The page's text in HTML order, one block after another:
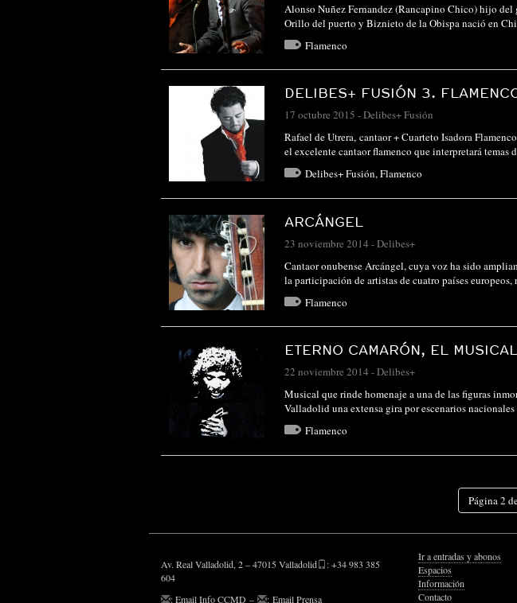
Alonso Nuñez Fernandez (Rancapino Chico) hijo del
Orillo del puerto y Biznieto de la Obispa nació en
Flamenco
DELIBES+ FUSIÓN 3.
17 octubre 2015 -Delibes+ Fusión
Rafael de Utrera, cantaor + Cuarteto Isadora
el excelente cantaor flamenco que interpretará
Delibes+ Fusión,Flamenco
ARCÁNGEL
23 noviembre 2014 -Delibes+
Cantaor onubense Arcángel, cuya voz ha sido
la participación de artistas de cuatro países
Flamenco
ETERNO CAMARÓN, EL MUSICAL
22 noviembre 2014 -Delibes+
Musical que rinde homenaje a una de las figuras
Valladolid una extensa gira por escenarios
Flamenco
Página 2
Av. Real Valladolid, 2 – 47015 Valladolid
: +34 983 385
604
:Email Info CCMD – : Email Prensa
Ir a entradas y abonos
Espacios
Información
Contacto